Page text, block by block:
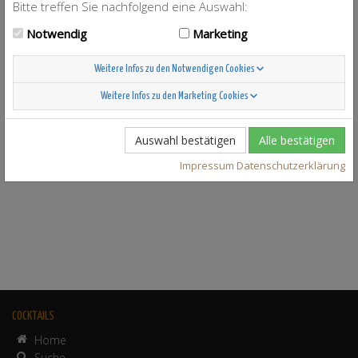
COCKTAILS
Home
Bitte treffen Sie nachfolgend eine Auswahl:
Notwendig
Marketing
Weitere Infos zu den Notwendigen Cookies
Weitere Infos zu den Marketing Cookies
Auswahl bestätigen Alle bestätigen
Impressum Datenschutzerklärung